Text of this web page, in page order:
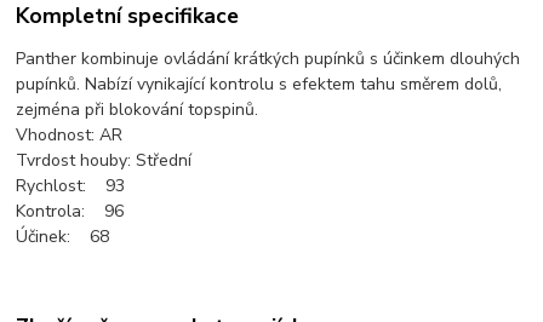
Kompletní specifikace
Panther kombinuje ovládání krátkých pupínků s účinkem dlouhých
pupínků. Nabízí vynikající kontrolu s efektem tahu směrem dolů,
zejména při blokování topspinů.
Vhodnost: AR
Tvrdost houby: Střední
Rychlost: 93
Kontrola: 96
Účinek: 68